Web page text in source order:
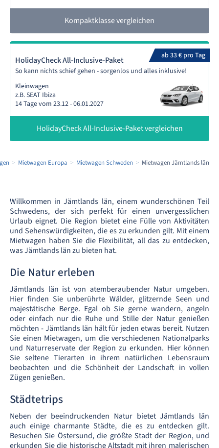
Kompaktklasse vergleichen
ab 33 € pro Tag
HolidayCheck All-Inclusive-Paket
So kann nichts schief gehen - sorgenlos und alles inklusive!
Kleinwagen
z.B. SEAT Ibiza
14 Tage vom 23.12 - 06.01.2027
HolidayCheck All-Inclusive-Paket vergleichen
Mietwagen Europa Mietwagen Schweden Mietwagen Jämtlands län
Willkommen in Jämtlands län, einem wunderschönen Teil
Schwedens, der sich perfekt für einen unvergesslichen
Urlaub eignet. Die Region bietet eine Fülle von Aktivitäten
und Sehenswürdigkeiten, die es zu erkunden gilt. Mit einem
Mietwagen haben Sie die Flexibilität, all das zu entdecken,
was Jämtlands län zu bieten hat.
Die Natur erleben
Jämtlands län ist von atemberaubender Natur umgeben.
Hier finden Sie unberührte Wälder, glitzernde Seen und
majestätische Berge. Egal ob Sie gerne wandern, angeln
oder einfach nur die Ruhe und Stille der Natur genießen
möchten - Jämtlands län hält für jeden etwas bereit. Nutzen
Sie einen Mietwagen, um die verschiedenen Nationalparks
und Naturreservate der Region zu erkunden. Hier können
Sie seltene Tierarten in ihrem natürlichen Lebensraum
beobachten und die Schönheit der Landschaft in vollen
Zügen genießen.
Städtetrips
Neben der beeindruckenden Natur bietet Jämtlands län
auch einige charmante Städte, die es zu entdecken gilt.
Besuchen Sie Östersund, die größte Stadt der Region, und
erkunden Sie die historische Altstadt mit ihren malerischen